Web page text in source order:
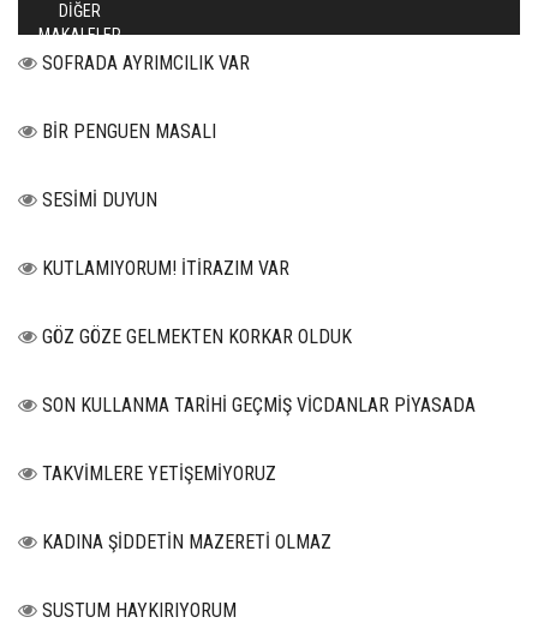
DİĞER
MAKALELER
SOFRADA AYRIMCILIK VAR
BİR PENGUEN MASALI
SESİMİ DUYUN
KUTLAMIYORUM! İTİRAZIM VAR
GÖZ GÖZE GELMEKTEN KORKAR OLDUK
SON KULLANMA TARİHİ GEÇMİŞ VİCDANLAR PİYASADA
TAKVİMLERE YETİŞEMİYORUZ
KADINA ŞİDDETİN MAZERETİ OLMAZ
SUSTUM HAYKIRIYORUM